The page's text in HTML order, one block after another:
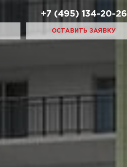
+7 (495) 134-20-26
ОСТАВИТЬ ЗАЯВКУ